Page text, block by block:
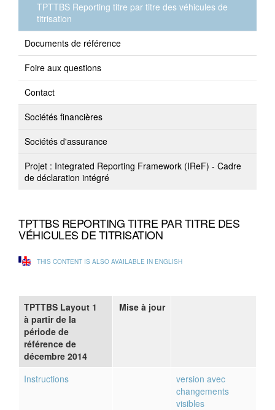
TPTTBS Reporting titre par titre des véhicules de
titrisation
Documents de référence
Foire aux questions
Contact
Sociétés financières
Sociétés d'assurance
Projet : Integrated Reporting Framework (IReF) - Cadre
de déclaration intégré
TPTTBS REPORTING TITRE PAR TITRE DES
VÉHICULES DE TITRISATION
THIS CONTENT IS ALSO AVAILABLE IN ENGLISH
TPTTBS Layout 1
à partir de la
période de
référence de
décembre 2014
Mise à jour
Instructions
version avec
changements
visibles